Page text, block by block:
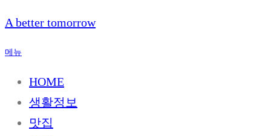
내
으
A better tomorrow
메뉴
HOME
생활정보
맛집